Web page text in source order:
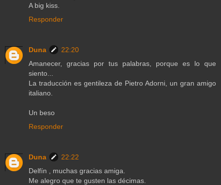
A big kiss.
Responder
Duna
22:20
Amanecer, gracias por tus palabras, porque es lo que
siento...
La traducción es gentileza de Pietro Adorni, un gran amigo
italiano.
Un beso
Responder
Duna
22:22
Delfín , muchas gracias amiga.
Me alegro que te gusten las décimas.